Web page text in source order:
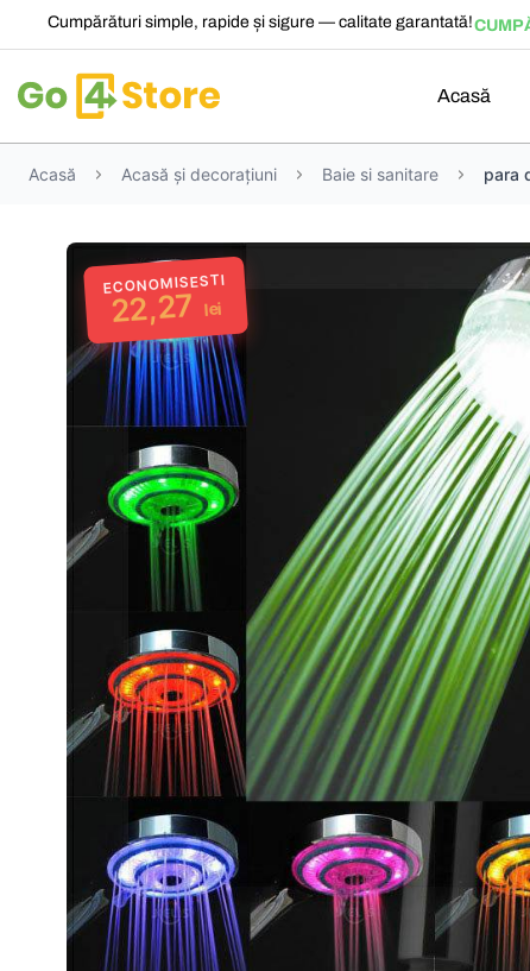
Cumpărături simple, rapide și sigure — calitate garantată!
Acasă
Acasă Acasă și decorațiuni Baie si sanitare para
ECONOMISESTI
22,27 lei